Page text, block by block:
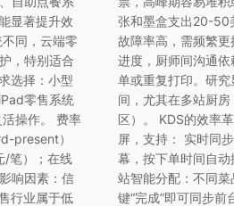
显著提升效
同，云端零
，特别适合
选择：小型
零售系统
操作。 费率
present）
/笔）；在线
响因素：信
行业属于低
张和墨盒支出20-50
故障率高，需频繁
进度，厨师间沟通
单或重复打印。研
间，尤其在多站厨
区）。 KDS的效率
屏，支持： 实时同
幕，按下单时间自
站智能分配：不同
键“完成”即可同步